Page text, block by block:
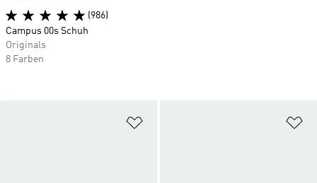
(986)
Campus 00s Schuh
Originals
8 Farben